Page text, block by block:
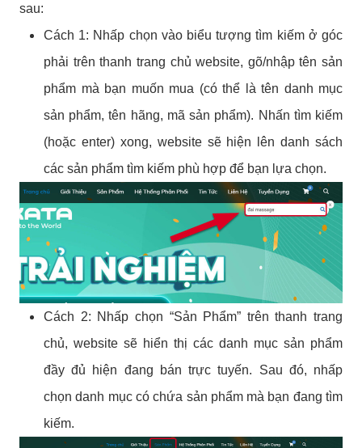
sau:
Cách 1: Nhấp chọn vào biểu tượng tìm kiếm ở góc
phải trên thanh trang chủ website, gõ/nhập tên sản
phẩm mà bạn muốn mua (có thể là tên danh mục
sản phẩm, tên hãng, mã sản phẩm). Nhấn tìm kiếm
(hoặc enter) xong, website sẽ hiện lên danh sách
các sản phẩm tìm kiếm phù hợp để bạn lựa chọn.
Cách 2: Nhấp chọn “Sản Phẩm” trên thanh trang
chủ, website sẽ hiển thị các danh mục sản phẩm
đầy đủ hiện đang bán trực tuyến. Sau đó, nhấp
chọn danh mục có chứa sản phẩm mà bạn đang tìm
kiếm.